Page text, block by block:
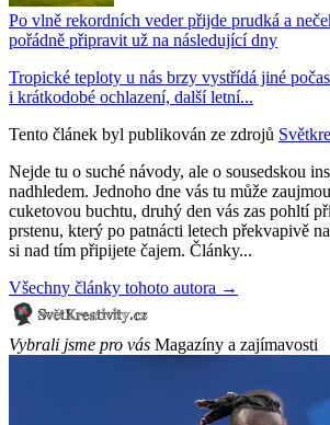
Po vlně rekordních veder přijde prudká a
pořádně připravit už na následující dny
Tropické teploty u nás brzy vystřídá jiné
i krátkodobé ochlazení, další letní...
Tento článek byl publikován ze zdrojů
Nejde tu o suché návody, ale o sousedskou
nadhledem. Jednoho dne vás tu může
cuketovou buchtu, druhý den vás zas pohltí
prstenu, který po patnácti letech překvapivě
si nad tím připijete čajem. Články...
Všechny články tohoto autora →
Vybrali jsme pro vás Magazíny a zajímavosti